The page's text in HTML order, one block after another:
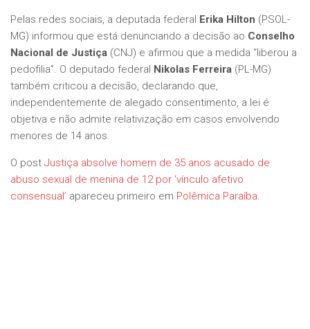
Pelas redes sociais, a deputada federal Erika Hilton (PSOL-
MG) informou que está denunciando a decisão ao Conselho
Nacional de Justiça (CNJ) e afirmou que a medida “liberou a
pedofilia”. O deputado federal Nikolas Ferreira (PL-MG)
também criticou a decisão, declarando que,
independentemente de alegado consentimento, a lei é
objetiva e não admite relativização em casos envolvendo
menores de 14 anos.
O post Justiça absolve homem de 35 anos acusado de
abuso sexual de menina de 12 por ‘vínculo afetivo
consensual’ apareceu primeiro em Polêmica Paraíba.